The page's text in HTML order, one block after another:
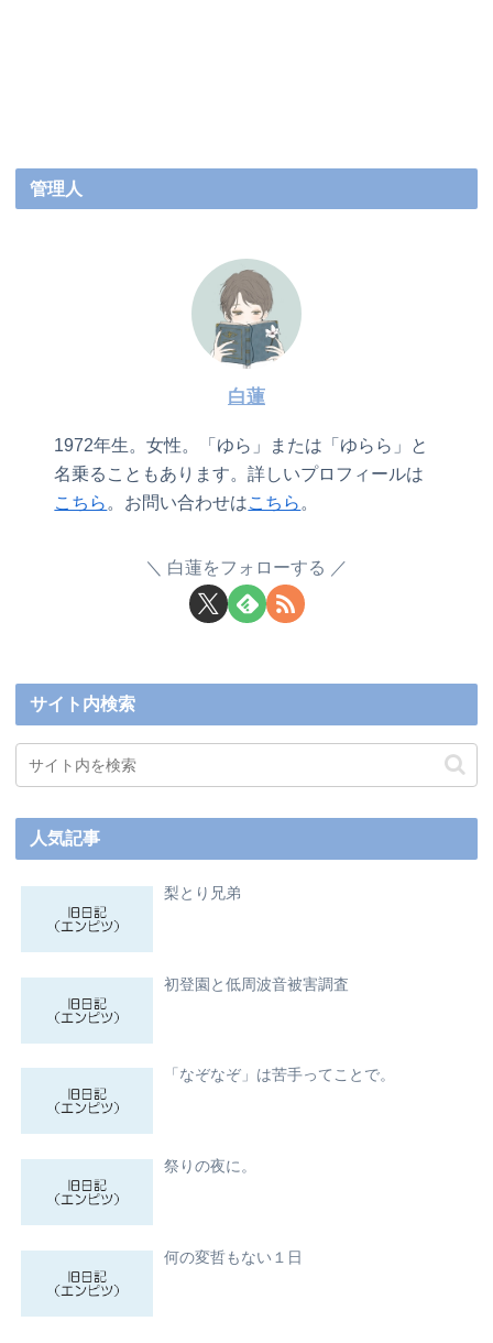
管理人
白蓮
1972年生。女性。「ゆら」または「ゆらら」と
名乗ることもあります。詳しいプロフィールは
こちら。お問い合わせはこちら。
白蓮をフォローする
サイト内検索
人気記事
梨とり兄弟
初登園と低周波音被害調査
「なぞなぞ」は苦手ってことで。
祭りの夜に。
何の変哲もない１日